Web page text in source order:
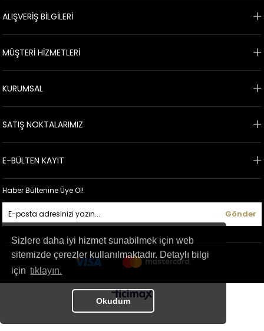
Sizlere daha iyi hizmet sunabilmek için web
sitemizde çerezler kullanılmaktadır. Detaylı bilgi
için tıklayın.
Okudum
ALIŞVERİŞ BİLGİLERİ
MÜŞTERİ HİZMETLERİ
KURUMSAL
SATIŞ NOKTALARIMIZ
E-BÜLTEN KAYIT
Haber Bültenine Üye Ol!
Gönder